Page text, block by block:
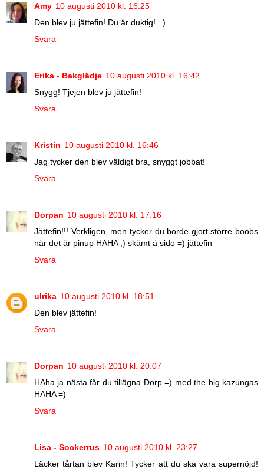
Amy 10 augusti 2010 kl. 16:25
Den blev ju jättefin! Du är duktig! =)
Svara
Erika - Bakglädje 10 augusti 2010 kl. 16:42
Snygg! Tjejen blev ju jättefin!
Svara
Kristin 10 augusti 2010 kl. 16:46
Jag tycker den blev väldigt bra, snyggt jobbat!
Svara
Dorpan 10 augusti 2010 kl. 17:16
Jättefin!!! Verkligen, men tycker du borde gjort större boobs
när det är pinup HAHA ;) skämt å sido =) jättefin
Svara
ulrika 10 augusti 2010 kl. 18:51
Den blev jättefin!
Svara
Dorpan 10 augusti 2010 kl. 20:07
HAha ja nästa får du tillägna Dorp =) med the big kazungas
HAHA =)
Svara
Lisa - Sockerrus 10 augusti 2010 kl. 23:27
Läcker tårtan blev Karin! Tycker att du ska vara supernöjd!